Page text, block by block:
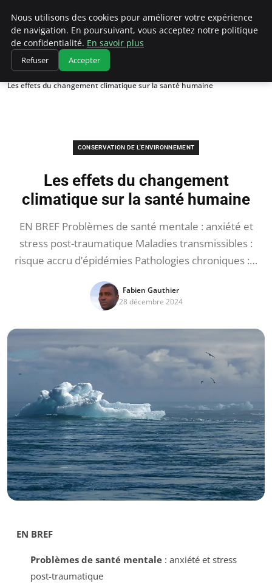
Climatedebtagents
Accueil
Conservation de l'environnement
Les effets du changement climatique sur la santé humaine
CONSERVATION DE L'ENVIRONNEMENT
Les effets du changement
climatique sur la santé humaine
EN BREF Problèmes de santé mentale : anxiété et
stress post-traumatique Maladies transmissibles :
risque accru d’épidémies Pathologies chroniques :…
Fabien Gauthier
28 décembre 2024
EN BREF
Problèmes de santé mentale: anxiété et stress
post-traumatique
Nous utilisons des cookies pour améliorer votre expérience
de navigation. En poursuivant, vous acceptez notre politique
de confidentialité. En savoir plus
Refuser Accepter